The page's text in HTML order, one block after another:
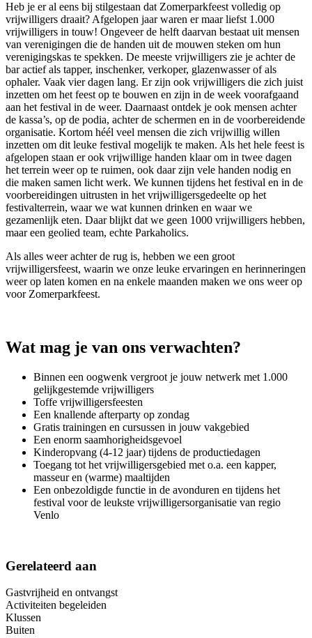
Heb je er al eens bij stilgestaan dat Zomerparkfeest volledig op
vrijwilligers draait? Afgelopen jaar waren er maar liefst 1.000
vrijwilligers in touw! Ongeveer de helft daarvan bestaat uit mensen
van verenigingen die de handen uit de mouwen steken om hun
verenigingskas te spekken. De meeste vrijwilligers zie je achter de
bar actief als tapper, inschenker, verkoper, glazenwasser of als
ophaler. Vaak vier dagen lang. Er zijn ook vrijwilligers die zich juist
inzetten om het feest op te bouwen en zijn in de week voorafgaand
aan het festival in de weer. Daarnaast ontdek je ook mensen achter
de kassa’s, op de podia, achter de schermen en in de voorbereidende
organisatie. Kortom héél veel mensen die zich vrijwillig willen
inzetten om dit leuke festival mogelijk te maken. Als het hele feest is
afgelopen staan er ook vrijwillige handen klaar om in twee dagen
het terrein weer op te ruimen, ook daar zijn vele handen nodig en
die maken samen licht werk. We kunnen tijdens het festival en in de
voorbereidingen uitrusten in het vrijwilligersgedeelte op het
festivalterrein, waar we wat kunnen drinken en waar we
gezamenlijk eten. Daar blijkt dat we geen 1000 vrijwilligers hebben,
maar een geolied team, echte Parkaholics.
Als alles weer achter de rug is, hebben we een groot
vrijwilligersfeest, waarin we onze leuke ervaringen en herinneringen
weer op laten komen en na enkele maanden maken we ons weer op
voor Zomerparkfeest.
Wat mag je van ons verwachten?
Binnen een oogwenk vergroot je jouw netwerk met 1.000
gelijkgestemde vrijwilligers
Toffe vrijwilligersfeesten
Een knallende afterparty op zondag
Gratis trainingen en cursussen in jouw vakgebied
Een enorm saamhorigheidsgevoel
Kinderopvang (4-12 jaar) tijdens de productiedagen
Toegang tot het vrijwilligersgebied met o.a. een kapper,
masseur en (warme) maaltijden
Een onbezoldigde functie in de avonduren en tijdens het
festival voor de leukste vrijwilligersorganisatie van regio
Venlo
Gerelateerd aan
Gastvrijheid en ontvangst
Activiteiten begeleiden
Klussen
Buiten